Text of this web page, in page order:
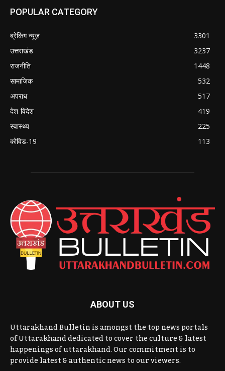
POPULAR CATEGORY
ब्रेकिंग न्यूज़
3301
उत्तराखंड
3237
राजनीति
1448
सामाजिक
532
अपराध
517
देश-विदेश
419
स्वास्थ्य
225
कोविड-19
113
ABOUT US
Uttarakhand Bulletin is amongst the top news portals
of Uttarakhand dedicated to cover the culture & latest
happenings of uttarakhand. Our commitment is to
provide latest & authentic news to our viewers.